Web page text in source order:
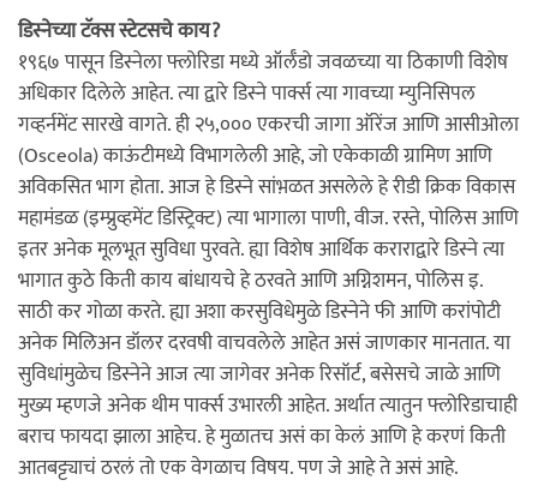
डिस्नेच्या टॅक्स स्टेटसचे काय?
१९६७ पासून डिस्नेला फ्लोरिडा मध्ये ऑर्लँडो जवळच्या या ठिकाणी विशेष
अधिकार दिलेले आहेत. त्या द्वारे डिस्ने पार्क्स त्या गावच्या म्युनिसिपल
गव्हर्नमेंट सारखे वागते. ही २५,००० एकरची जागा ऑरेंज आणि आसीओला
(Osceola) काऊंटीमध्ये विभागलेली आहे, जो एकेकाळी ग्रामिण आणि
अविकसित भाग होता. आज हे डिस्ने सांभ़ळत असलेले हे रीडी क्रिक विकास
महामंडळ (इम्प्रुव्हमेंट डिस्ट्रिक्ट) त्या भागाला पाणी, वीज. रस्ते, पोलिस आणि
इतर अनेक मूलभूत सुविधा पुरवते. ह्या विशेष आर्थिक कराराद्वारे डिस्ने त्या
भागात कुठे किती काय बांधायचे हे ठरवते आणि अग्निशमन, पोलिस इ.
साठी कर गोळा करते. ह्या अशा करसुविधेमुळे डिस्नेने फी आणि करांपोटी
अनेक मिलिअन डॉलर दरवषी वाचवलेले आहेत असं जाणकार मानतात. या
सुविधांमुळेच डिस्नेने आज त्या जागेवर अनेक रिसॉर्ट, बसेसचे जाळे आणि
मुख्य म्हणजे अनेक थीम पार्क्स उभारली आहेत. अर्थात त्यातुन फ्लोरिडाचाही
बराच फायदा झाला आहेच. हे मुळातच असं का केलं आणि हे करणं किती
आतबट्ट्याचं ठरलं तो एक वेगळाच विषय. पण जे आहे ते असं आहे.